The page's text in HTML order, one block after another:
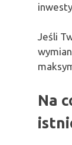
Jeśli
Na